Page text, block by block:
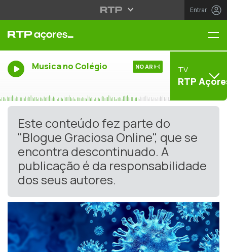
Entrar
Musica no Colégio NO AR TV
RTP
Este conteúdo fez parte do
"Blogue Graciosa Online", que se
encontra descontinuado. A
publicação é da responsabilidade
dos seus autores.